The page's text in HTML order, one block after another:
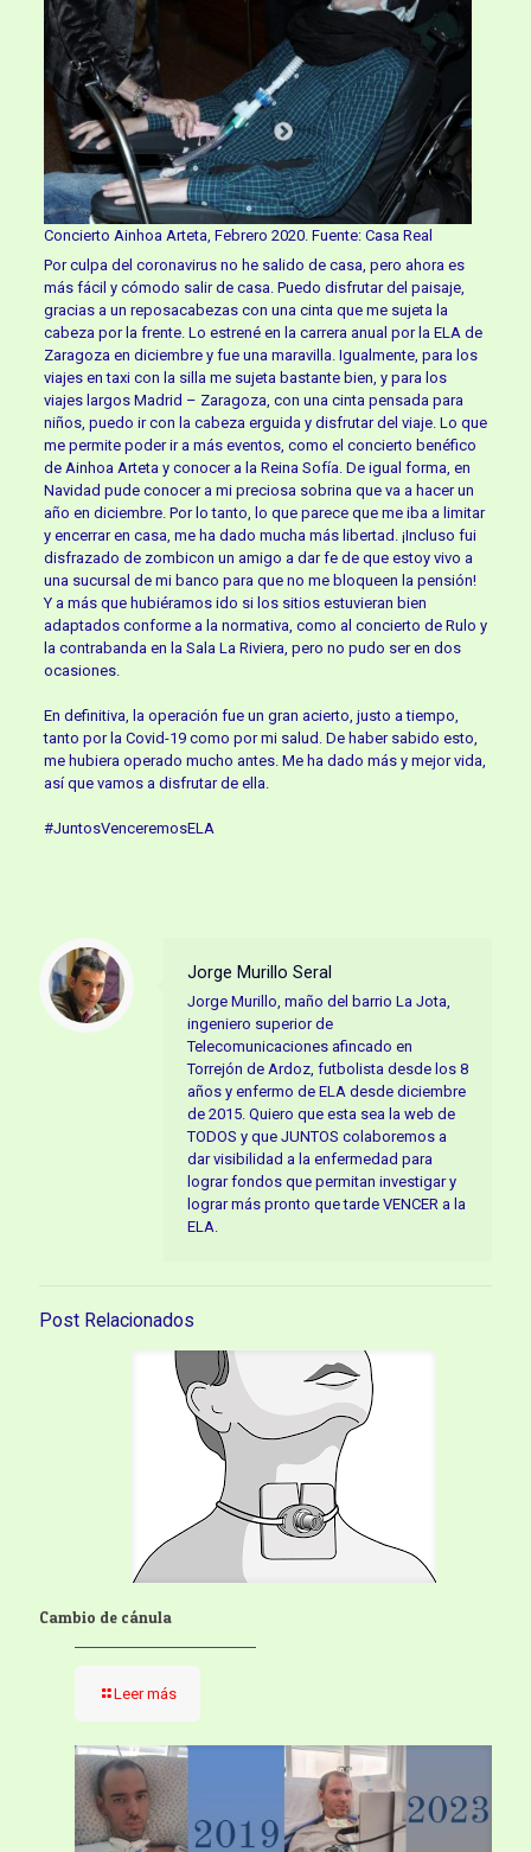
Concierto Ainhoa Arteta, Febrero 2020. Fuente: Casa Real
Por culpa del coronavirus no he salido de casa, pero ahora es
más fácil y cómodo salir de casa. Puedo disfrutar del paisaje,
gracias a un reposacabezas con una cinta que me sujeta la
cabeza por la frente. Lo estrené en la carrera anual por la ELA de
Zaragoza en diciembre y fue una maravilla. Igualmente, para los
viajes en taxi con la silla me sujeta bastante bien, y para los
viajes largos Madrid – Zaragoza, con una cinta pensada para
niños, puedo ir con la cabeza erguida y disfrutar del viaje. Lo que
me permite poder ir a más eventos, como el concierto benéfico
de Ainhoa Arteta y conocer a la Reina Sofía. De igual forma, en
Navidad pude conocer a mi preciosa sobrina que va a hacer un
año en diciembre. Por lo tanto, lo que parece que me iba a limitar
y encerrar en casa, me ha dado mucha más libertad. ¡Incluso fui
disfrazado de zombicon un amigo a dar fe de que estoy vivo a
una sucursal de mi banco para que no me bloqueen la pensión!
Y a más que hubiéramos ido si los sitios estuvieran bien
adaptados conforme a la normativa, como al concierto de Rulo y
la contrabanda en la Sala La Riviera, pero no pudo ser en dos
ocasiones.
En definitiva, la operación fue un gran acierto, justo a tiempo,
tanto por la Covid-19 como por mi salud. De haber sabido esto,
me hubiera operado mucho antes. Me ha dado más y mejor vida,
así que vamos a disfrutar de ella.
#JuntosVenceremosELA
Jorge Murillo Seral
Jorge Murillo, maño del barrio La Jota,
ingeniero superior de
Telecomunicaciones afincado en
Torrejón de Ardoz, futbolista desde los 8
años y enfermo de ELA desde diciembre
de 2015. Quiero que esta sea la web de
TODOS y que JUNTOS colaboremos a
dar visibilidad a la enfermedad para
lograr fondos que permitan investigar y
lograr más pronto que tarde VENCER a la
ELA.
Post Relacionados
Cambio de cánula
Leer más